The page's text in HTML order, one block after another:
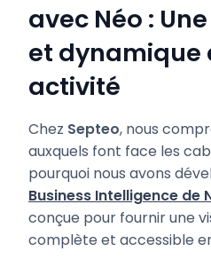
avec Néo :
et dynamique
activité
Chez Septeo, nous
auxquels font face les
pourquoi nous avons
Business Intelligence de
conçue pour fournir une
complète et accessible